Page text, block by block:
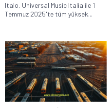
Italo, Universal Music Italia ile 1
Temmuz 2025'te tüm yüksek...